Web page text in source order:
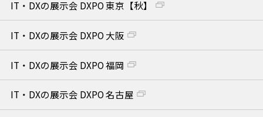
IT・DXの展示会 DXPO 東京【秋】
IT・DXの展示会 DXPO 大阪
IT・DXの展示会 DXPO 福岡
IT・DXの展示会 DXPO 名古屋